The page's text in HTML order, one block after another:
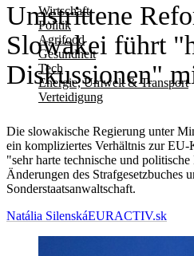
Wirtschaft
Politik
Agrifood
Gesundheit
Tech
Energie, Umwelt & Transport
Verteidigung
Umstrittene
Slowakei führt
Diskussionen"
Die slowakische Regierung unter
ein kompliziertes Verhältnis zur
"sehr harte technische und
Änderungen des Strafgesetzbuches
Sonderstaatsanwaltschaft.
Natália SilenskáEURACTIV.sk